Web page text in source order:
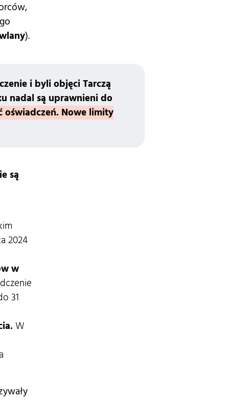
).
i byli objęci Tarczą
nadal są uprawnieni do
oświadczeń. Nowe limity
są
2024
w
31
W